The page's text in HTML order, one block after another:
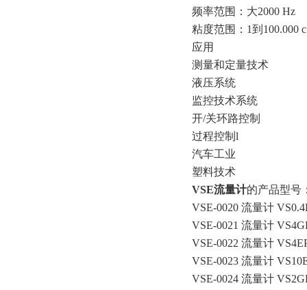
频率范围：大2000 Hz
粘度范围：1到100.000
应用
测量和定量技术
液压系统
监控技术系统
开/关环路控制
过程控制l
汽车工业
塑料技术
VSE流量计的产品型号
VSE-0020 流量计
VSE-0021 流量计
VSE-0022 流量计
VSE-0023 流量计
VSE-0024 流量计